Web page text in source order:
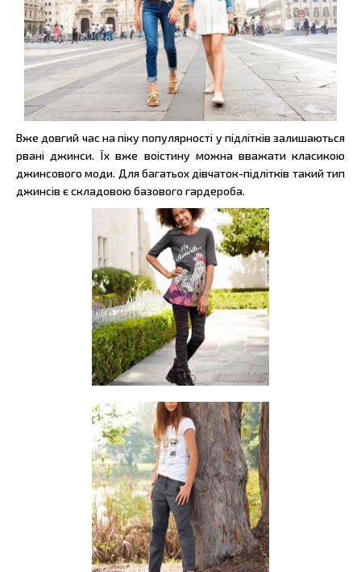
Вже довгий час на піку популярності у підлітків залишаються
рвані джинси. Їх вже воістину можна вважати класикою
джинсового моди. Для багатьох дівчаток-підлітків такий тип
джинсів є складовою базового гардероба.